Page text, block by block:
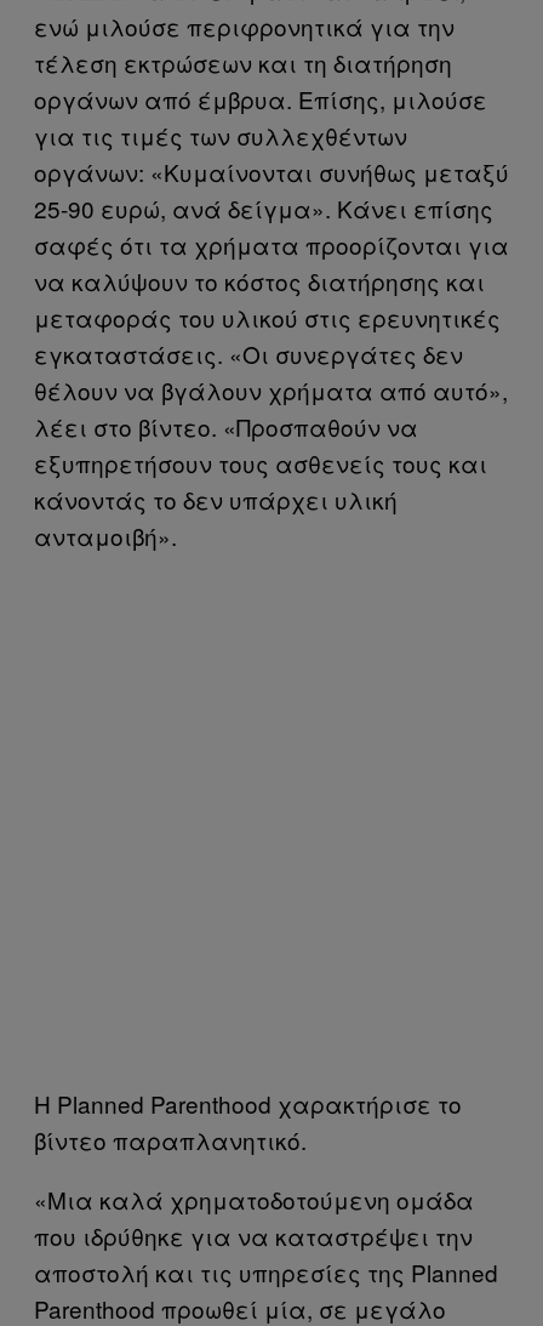
ενώ μιλούσε περιφρονητικά για την
τέλεση εκτρώσεων και τη διατήρηση
οργάνων από έμβρυα. Επίσης, μιλούσε
για τις τιμές των συλλεχθέντων
οργάνων: «Κυμαίνονται συνήθως μεταξύ
25-90 ευρώ, ανά δείγμα». Κάνει επίσης
σαφές ότι τα χρήματα προορίζονται για
να καλύψουν το κόστος διατήρησης και
μεταφοράς του υλικού στις ερευνητικές
εγκαταστάσεις. «Οι συνεργάτες δεν
θέλουν να βγάλουν χρήματα από αυτό»,
λέει στο βίντεο. «Προσπαθούν να
εξυπηρετήσουν τους ασθενείς τους και
κάνοντάς το δεν υπάρχει υλική
ανταμοιβή».
Η Planned Parenthood χαρακτήρισε το
βίντεο παραπλανητικό.
«Μια καλά χρηματοδοτούμενη ομάδα
που ιδρύθηκε για να καταστρέψει την
αποστολή και τις υπηρεσίες της Planned
Parenthood προωθεί μία, σε μεγάλο